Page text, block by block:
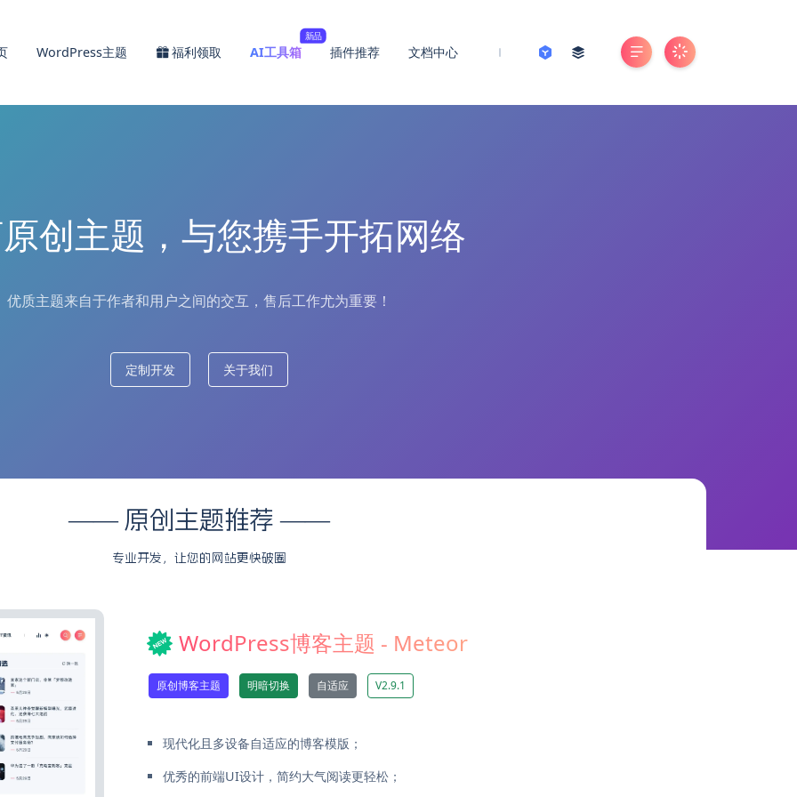
WordPress主题 福利领取 AI工具箱
新品
插件推荐 文档中心
创主题，与您携手开拓网络
优质主题来自于作者和用户之间的交互，售后工作尤为重要！
定制开发 关于我们
—— 原创主题推荐 ——
专业开发，让您的网站更快破圈
WordPress博客主题 - Meteor
原创博客主题 明暗切换 自适应 V2.9.1
现代化且多设备自适应的博客模版；
优秀的前端UI设计，简约大气阅读更轻松；